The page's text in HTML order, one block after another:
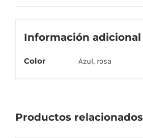
Información adicional
Color Azul, rosa
Productos relacionados